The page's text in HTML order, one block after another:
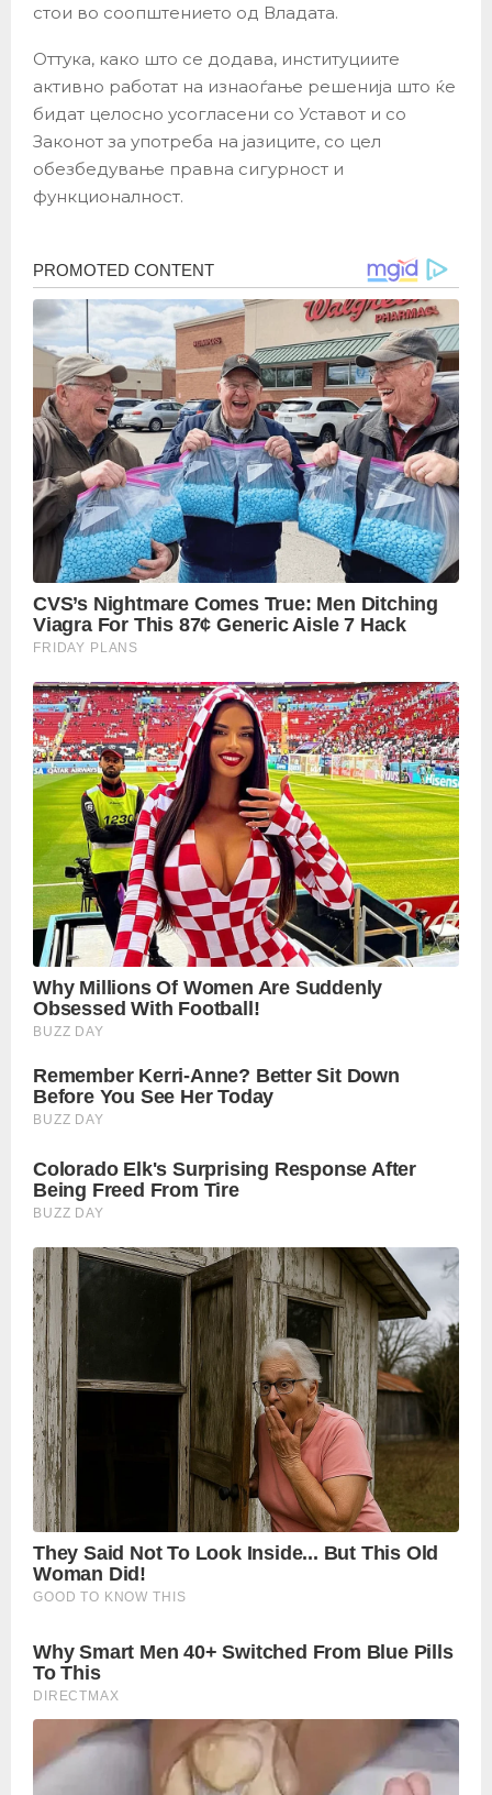
стои во соопштението од Владата.
Оттука, како што се додава, институциите
активно работат на изнаоѓање решенија што ќе
бидат целосно усогласени со Уставот и со
Законот за употреба на јазиците, со цел
обезбедување правна сигурност и
функционалност.